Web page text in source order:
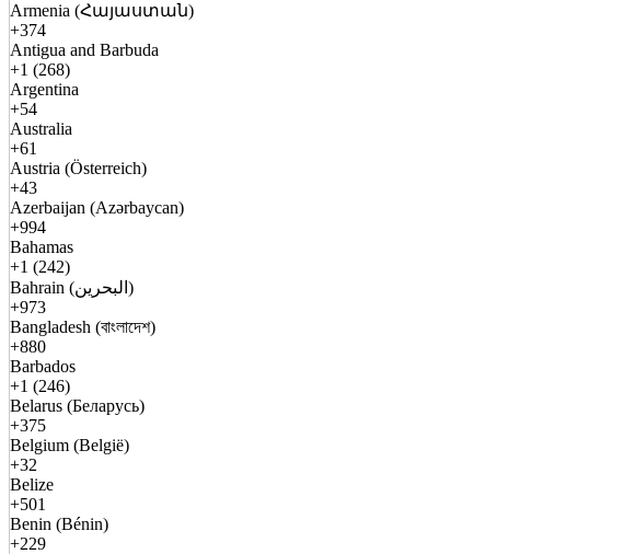
Armenia (Հայաստան)
+374
Antigua and Barbuda
+1 (268)
Argentina
+54
Australia
+61
Austria (Österreich)
+43
Azerbaijan (Azərbaycan)
+994
Bahamas
+1 (242)
Bahrain (البحرين)
+973
Bangladesh (বাংলাদেশ)
+880
Barbados
+1 (246)
Belarus (Беларусь)
+375
Belgium (België)
+32
Belize
+501
Benin (Bénin)
+229